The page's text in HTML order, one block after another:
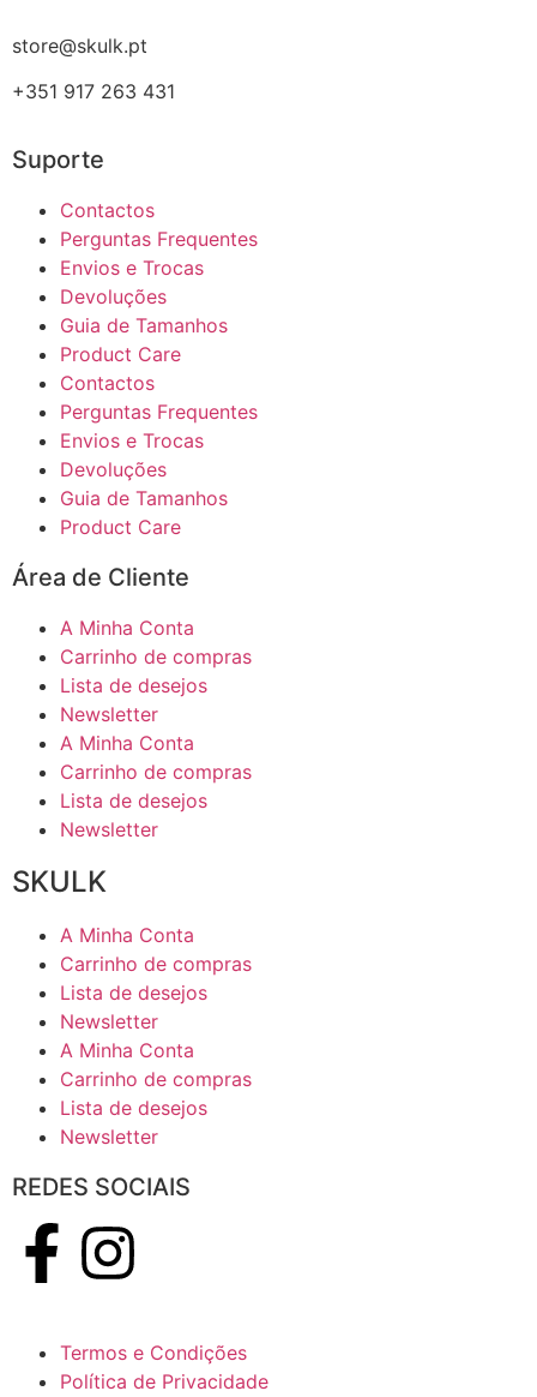
store@skulk.pt
+351 917 263 431
Suporte
Contactos
Perguntas Frequentes
Envios e Trocas
Devoluções
Guia de Tamanhos
Product Care
Contactos
Perguntas Frequentes
Envios e Trocas
Devoluções
Guia de Tamanhos
Product Care
Área de Cliente
A Minha Conta
Carrinho de compras
Lista de desejos
Newsletter
A Minha Conta
Carrinho de compras
Lista de desejos
Newsletter
SKULK
A Minha Conta
Carrinho de compras
Lista de desejos
Newsletter
A Minha Conta
Carrinho de compras
Lista de desejos
Newsletter
REDES SOCIAIS
Termos e Condições
Política de Privacidade